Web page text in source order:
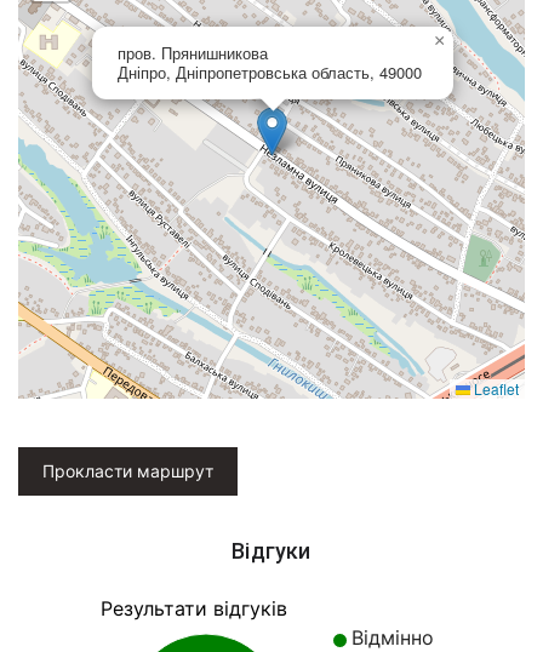
пров. Прянишникова
Дніпро, Дніпропетровська область, 49000
×
Leaflet
Прокласти маршрут
Відгуки
Результати відгуків
Відмінно